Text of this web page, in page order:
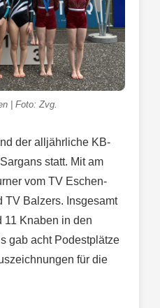
| Foto: Zvg.
der alljährliche KB-
statt. Mit am
vom TV Eschen-
TV Balzers. Insgesamt
11 Knaben in den
gab acht Podestplätze
für die